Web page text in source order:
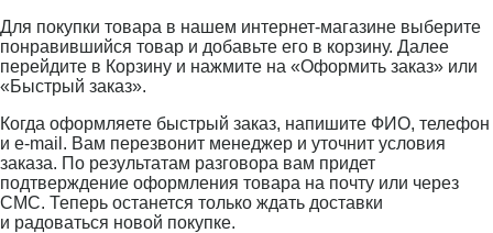
Для покупки товара в нашем интернет-магазине выберите
понравившийся товар и добавьте его в корзину. Далее
перейдите в Корзину и нажмите на «Оформить заказ» или
«Быстрый заказ».
Когда оформляете быстрый заказ, напишите ФИО, телефон
и e-mail. Вам перезвонит менеджер и уточнит условия
заказа. По результатам разговора вам придет
подтверждение оформления товара на почту или через
СМС. Теперь останется только ждать доставки
и радоваться новой покупке.